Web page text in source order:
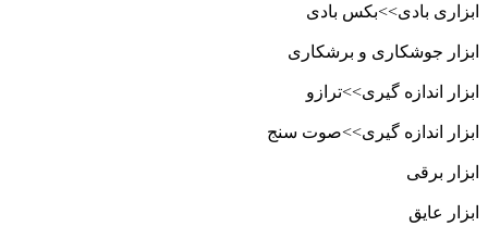
ابزاری بادی>>بکس بادی
ابزار جوشکاری و برشکاری
ابزار اندازه گیری>>ترازو
ابزار اندازه گیری>>صوت سنج
ابزار برقی
ابزار عایق